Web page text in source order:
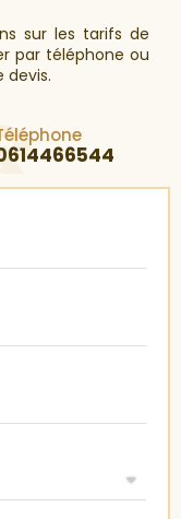
sur les tarifs de
par téléphone ou
devis.